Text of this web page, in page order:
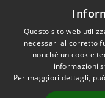
Dichiarazione di
Accessibilità
Questo sito web
necessari al corretto
nonché un cookie
informazioni
Per maggiori dettagli,